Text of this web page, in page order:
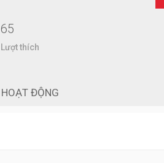
65
Lượt thích
HOẠT ĐỘNG